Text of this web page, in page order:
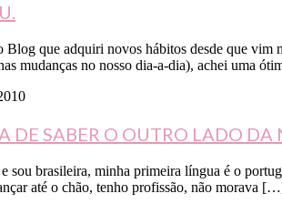
que adquiri novos hábitos desde que vim
mudanças no nosso dia-a-dia), achei uma
DE SABER O OUTRO LADO DA
sou brasileira, minha primeira língua é o
até o chão, tenho profissão, não morava